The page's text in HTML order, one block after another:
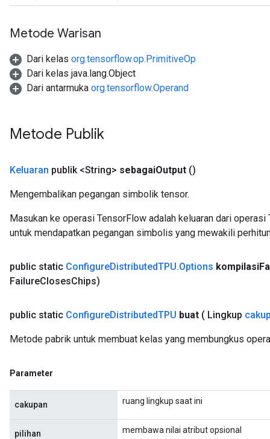
Metode Warisan
Dari kelas org.tensorflow.op.PrimitiveOp
Dari kelas java.lang.Object
Dari antarmuka org.tensorflow.Operand
Metode Publik
Keluaran publik <String> sebagaiOutput ()
Mengembalikan pegangan simbolik tensor.
Masukan ke operasi TensorFlow adalah keluaran dari
untuk mendapatkan pegangan simbolis yang mewakili
public static ConfigureDistributedTPU.Options kompilasi
FailureClosesChips)
public static ConfigureDistributedTPU buat ( Lingkup
Metode pabrik untuk membuat kelas yang membungkus
Parameter
cakupan ruang lingkup saat ini
pilihan membawa nilai atribut opsional